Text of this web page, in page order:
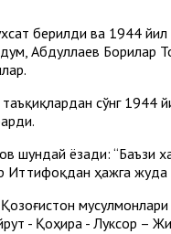
берилди ва 1944
Абдуллаев Борилар
сўнг
ёзади: “Баъзи
Иттифоқдан ҳажга
- Қоҳира - Луксор –